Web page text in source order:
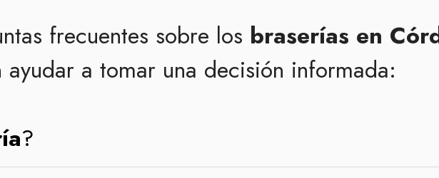
frecuentes sobre los braserías en
ayudar a tomar una decisión informada:
?